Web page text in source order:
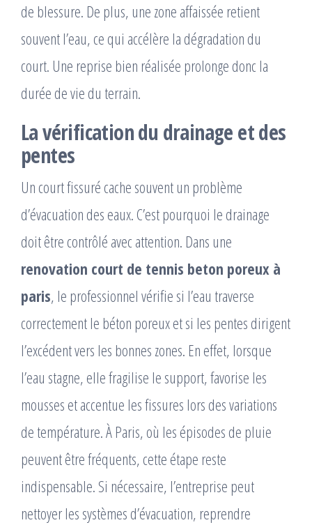
de blessure. De plus, une zone affaissée retient
souvent l’eau, ce qui accélère la dégradation du
court. Une reprise bien réalisée prolonge donc la
durée de vie du terrain.
La vérification du drainage et des
pentes
Un court fissuré cache souvent un problème
d’évacuation des eaux. C’est pourquoi le drainage
doit être contrôlé avec attention. Dans une
renovation court de tennis beton poreux à
paris, le professionnel vérifie si l’eau traverse
correctement le béton poreux et si les pentes dirigent
l’excédent vers les bonnes zones. En effet, lorsque
l’eau stagne, elle fragilise le support, favorise les
mousses et accentue les fissures lors des variations
de température. À Paris, où les épisodes de pluie
peuvent être fréquents, cette étape reste
indispensable. Si nécessaire, l’entreprise peut
nettoyer les systèmes d’évacuation, reprendre